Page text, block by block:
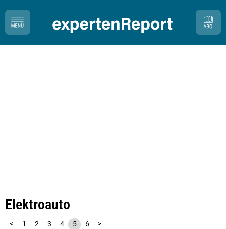
Elektroauto
< 1 2 3 4 5 6 >